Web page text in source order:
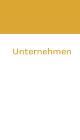
Unternehmen